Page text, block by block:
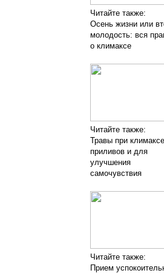
Читайте также:
Осень жизни или
молодость: вся
о климаксе
Читайте также:
Травы при
приливов и для
улучшения
самочувствия
Читайте также:
Прием